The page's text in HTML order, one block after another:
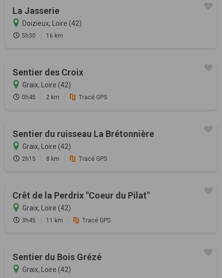
La Jasserie
Doizieux, Loire (42)
5h30 16 km
Sentier des Croix
Graix, Loire (42)
0h45 2 km Tracé GPS
Sentier du ruisseau La Brétonnière
Graix, Loire (42)
2h15 8 km Tracé GPS
Crêt de la Perdrix "Coeur du Pilat"
Graix, Loire (42)
3h45 11 km Tracé GPS
Sentier du Bois Grézé
Graix, Loire (42)